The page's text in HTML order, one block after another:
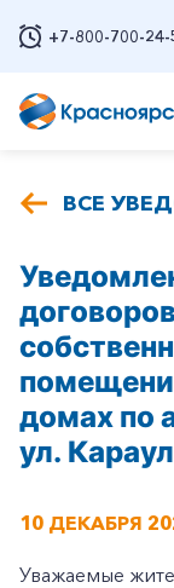
+7-800-700-24-
ВСЕ
домах по
ул.
10 ДЕКАБРЯ
Уважаемые